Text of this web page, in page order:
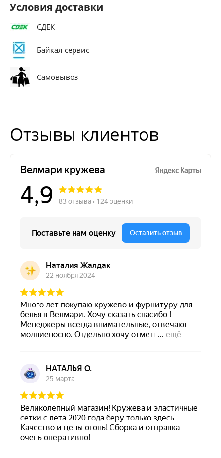
Условия доставки
СДЕК
Байкал сервис
Самовывоз
Отзывы клиентов